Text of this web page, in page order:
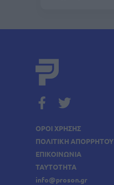
ΟΡΟΙ ΧΡΗΣΗΣ
ΠΟΛΙΤΙΚΗ ΑΠΟΡΡΗΤΟΥ
ΕΠΙΚΟΙΝΩΝΙΑ
ΤΑΥΤΟΤΗΤΑ
info@proson.gr